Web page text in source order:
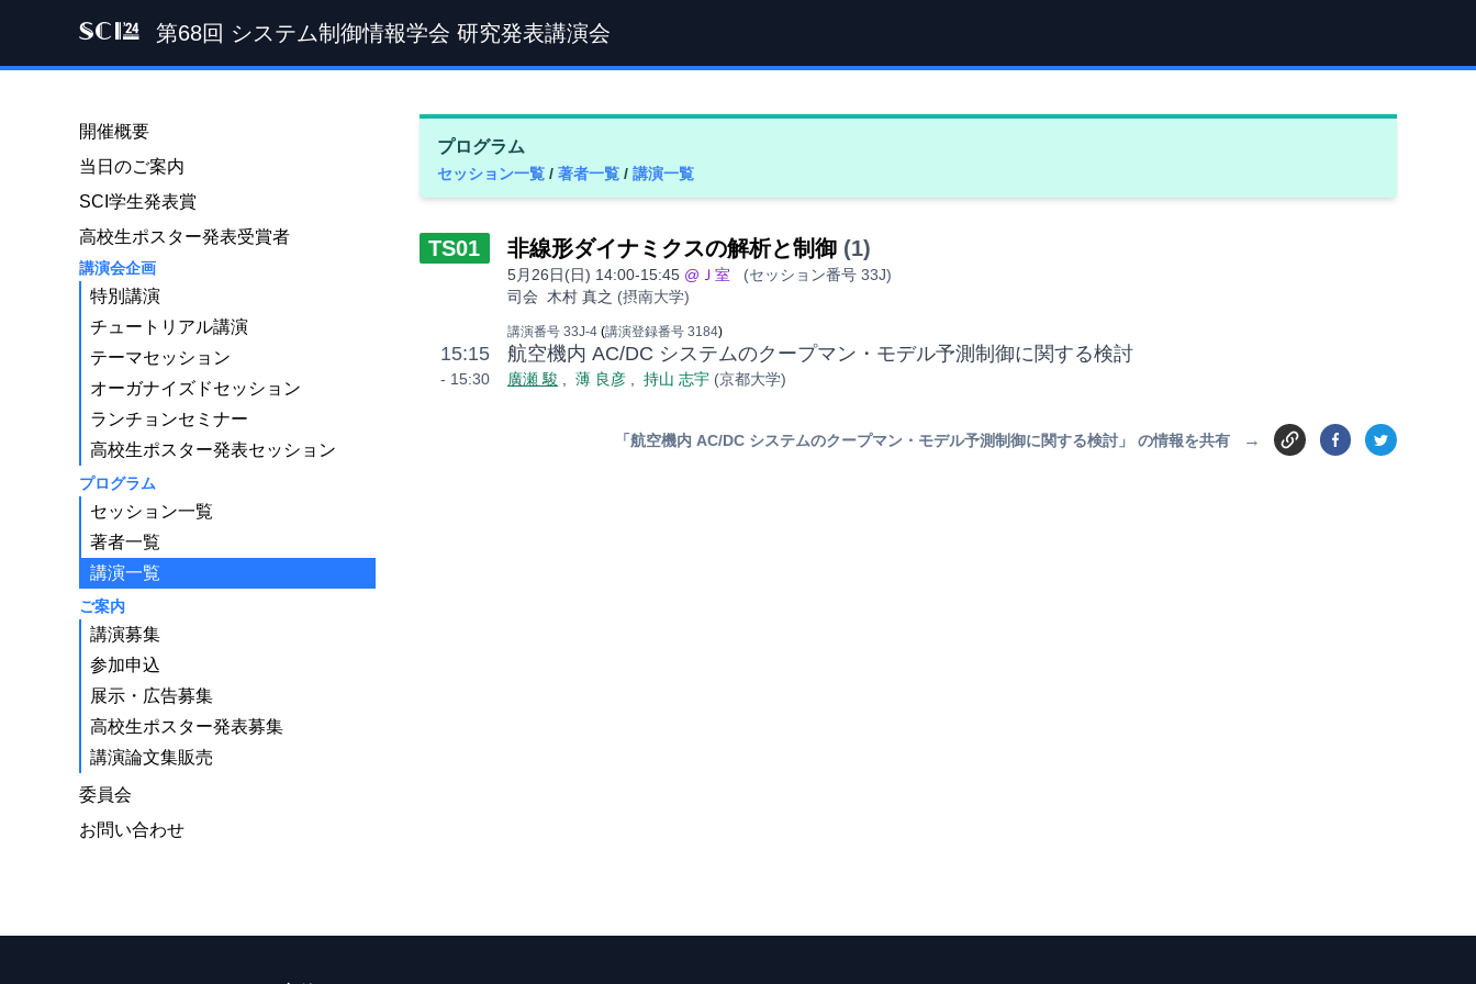
SCI '24 第68回 システム制御情報学会 研究発表講演会
プログラム
セッション一覧 / 著者一覧 / 講演一覧
TS01 非線形ダイナミクスの解析と制御 (1)
5月26日(日) 14:00-15:45 @Ｊ室
(セッション番号 33J)
司会
木村 真之 (摂南大学)
講演番号 33J-4 (講演登録番号 3184)
15:15
- 15:30
航空機内 AC/DC システムのクープマン・モデル予測制御に関する検討
廣瀬 駿 薄 良彦 持山 志宇 (京都大学)
「航空機内 AC/DC システムのクープマン・モデル予測制御に関する検討」 の情報を共有 →
開催概要
当日のご案内
SCI学生発表賞
高校生ポスター発表受賞者
講演会企画
特別講演
チュートリアル講演
テーマセッション
オーガナイズドセッション
ランチョンセミナー
高校生ポスター発表セッション
プログラム
セッション一覧
著者一覧
講演一覧
ご案内
講演募集
参加申込
展示・広告募集
高校生ポスター発表募集
講演論文集販売
委員会
お問い合わせ